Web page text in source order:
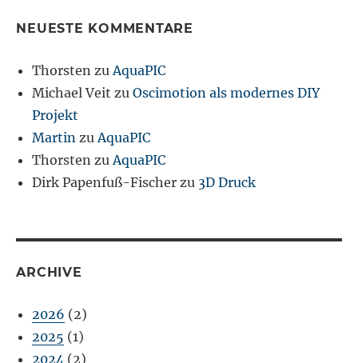
NEUESTE KOMMENTARE
Thorsten zu AquaPIC
Michael Veit zuOscimotion als modernes DIY
Projekt
Martin zu AquaPIC
Thorsten zu AquaPIC
Dirk Papenfuß-Fischer zu 3D Druck
ARCHIVE
2026 (2)
2025 (1)
2024 (2)